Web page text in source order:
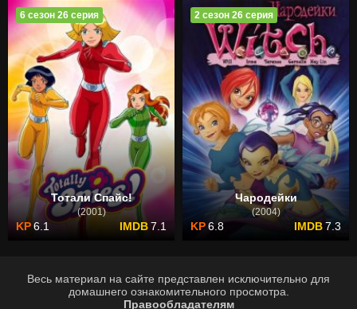
Тотали Спайс!
(2001)
6.1 7.1
6 сезон 26 серия
Чародейки
(2004)
6.8 7.3
2 сезон 26 серия
Весь материал на сайте представлен исключительно для
домашнего ознакомительного просмотра.
Правообладателям